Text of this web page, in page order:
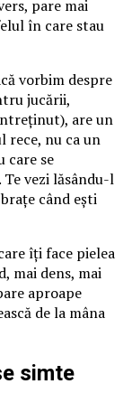
pare mai
în care stau
vorbim despre
jucării,
are un
rece, nu ca un
care se
vezi lăsându-l
când ești
îți face pielea
mai dens, mai
aproape
de la mâna
simte